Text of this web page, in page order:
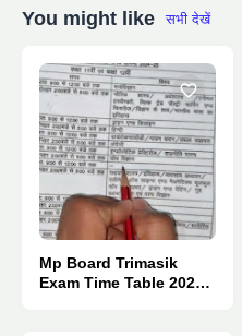
You might like सभी देखें
Mp Board Trimasik
Exam Time Table 2026 :